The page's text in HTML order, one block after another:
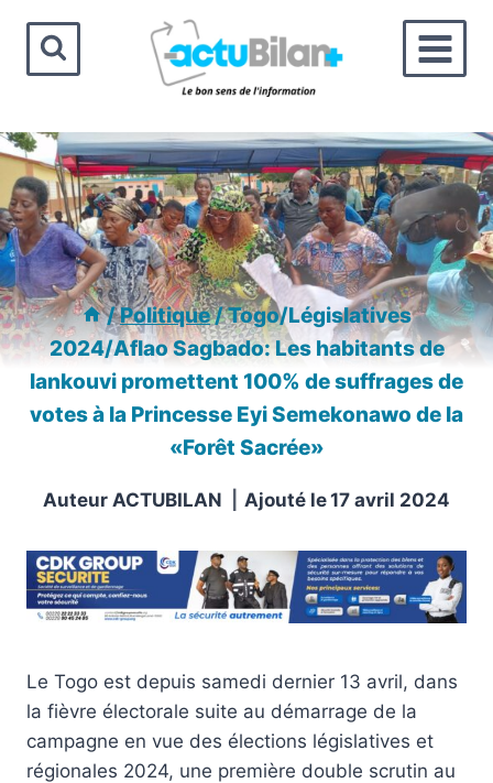
contenu
/Politique/Togo/Législatives
2024/Aflao Sagbado: Les habitants de
lankouvi promettent 100% de suffrages de
votes à la Princesse Eyi Semekonawo de la
«Forêt Sacrée»
Auteur ACTUBILAN Ajouté le17 avril 2024
Le Togo est depuis samedi dernier 13 avril, dans
la fièvre électorale suite au démarrage de la
campagne en vue des élections législatives et
régionales 2024, une première double scrutin au